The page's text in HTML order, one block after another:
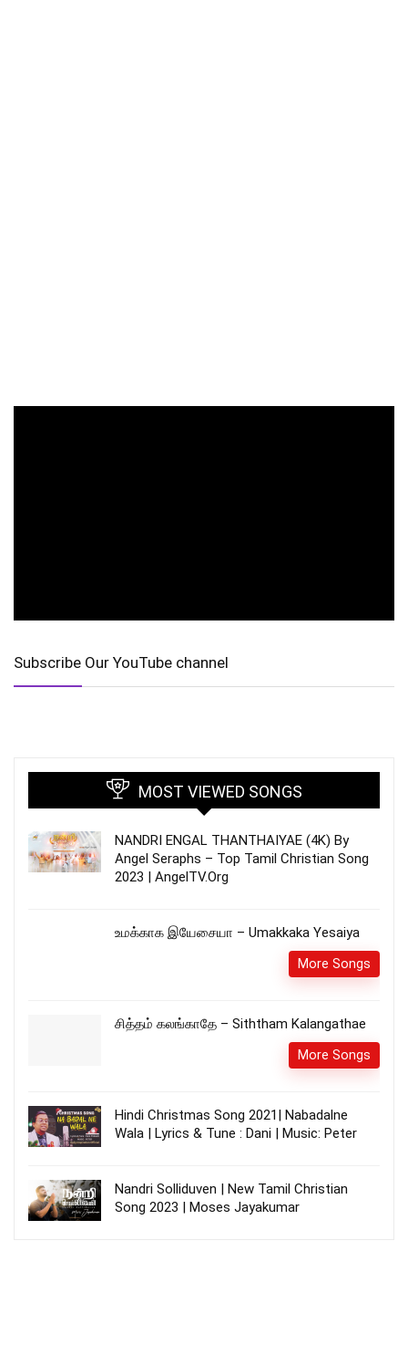
Subscribe Our YouTube channel
MOST VIEWED SONGS
NANDRI ENGAL THANTHAIYAE (4K) By
Angel Seraphs – Top Tamil Christian Song
2023 | AngelTV.Org
உமக்காக இயேசையா – Umakkaka Yesaiya
More Songs
சித்தம் கலங்காதே – Siththam Kalangathae
More Songs
Hindi Christmas Song 2021| Nabadalne
Wala | Lyrics & Tune : Dani | Music: Peter
Nandri Solliduven | New Tamil Christian
Song 2023 | Moses Jayakumar